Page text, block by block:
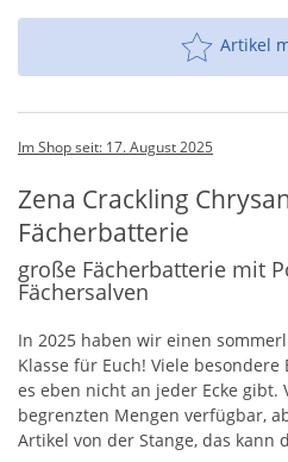
Artikel
Im Shop seit: 17. August 2025
Zena Crackling
Fächerbatterie
große Fächerbatterie mit
Fächersalven
In 2025 haben wir einen
Klasse für Euch! Viele
es eben nicht an jeder Ecke
begrenzten Mengen verfügbar,
Artikel von der Stange, das kann